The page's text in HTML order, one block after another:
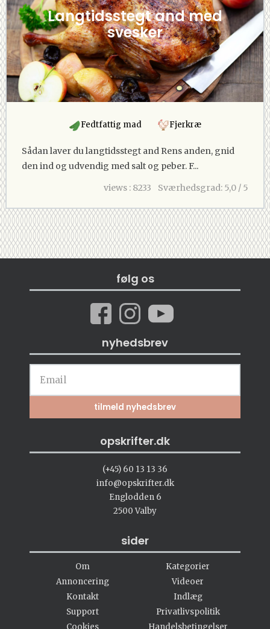
Langtidsstegt and med
svesker
Fedtfattig mad Fjerkræ
Sådan laver du langtidsstegt and Rens anden, gnid
den ind og udvendig med salt og peber. F...
Sværhedsgrad: 5,0 / 5
views : 8233
følg os
nyhedsbrev
opskrifter.dk
(+45) 60 13 13 36
info@opskrifter.dk
Englodden 6
2500 Valby
sider
Om
Annoncering
Kontakt
Support
Cookies
Kategorier
Videoer
Indlæg
Privatlivspolitik
Handelsbetingelser